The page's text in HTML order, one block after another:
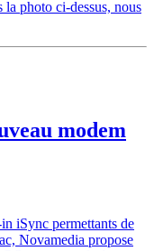
photo ci-dessus, nous
modem
iSync permettants de
Novamedia propose